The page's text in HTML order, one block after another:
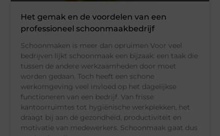
Het gemak en de voordelen van een
professioneel schoonmaakbedrijf
Schoonmaken is meer dan opruimen Voor veel
bedrijven lijkt schoonmaak een bijzaak: een taak die
tussen de andere werkzaamheden door moet
worden gedaan. Toch heeft een schone
werkomgeving veel invloed op het dagelijkse
functioneren van een bedrijf. Van frisse
kantoorruimtes tot hygiënische werkplekken, het
draagt bij aan de gezondheid, productiviteit en
motivatie van medewerkers. Schoonmaak gaat dus